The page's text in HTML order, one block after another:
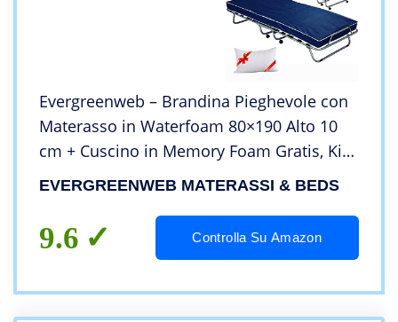
Evergreenweb – Brandina Pieghevole con
Materasso in Waterfoam 80×190 Alto 10
cm + Cuscino in Memory Foam Gratis, Kit
Letto Singolo Rete a Doghe in Legno e
Offerta
EVERGREENWEB MATERASSI & BEDS
9.6 Controlla Su Amazon